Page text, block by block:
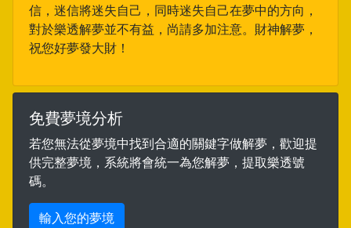
信，迷信將迷失自己，同時迷失自己在夢中的方向，
對於樂透解夢並不有益，尚請多加注意。財神解夢，
祝您好夢發大財！
免費夢境分析
若您無法從夢境中找到合適的關鍵字做解夢，歡迎提
供完整夢境，系統將會統一為您解夢，提取樂透號
碼。
輸入您的夢境